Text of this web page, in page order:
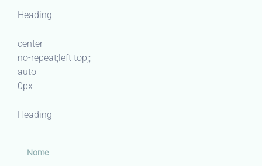
Heading
center
no-repeat;left top;;
auto
0px
Heading